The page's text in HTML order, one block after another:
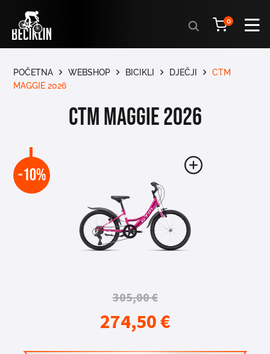
Products
search
0
POČETNA WEBSHOP BICIKLI DJEČJI
CTM
MAGGIE 2026
CTM MAGGIE 2026
-10%
305,00€
274,50€